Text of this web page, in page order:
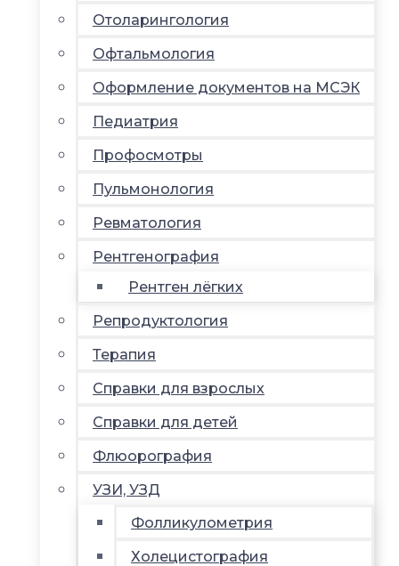
Отоларингология
Офтальмология
Оформление документов на МСЭК
Педиатрия
Профосмотры
Пульмонология
Ревматология
Рентгенография
Рентген лёгких
Репродуктология
Терапия
Справки для взрослых
Справки для детей
Флюорография
УЗИ, УЗД
Фолликулометрия
Холецистография